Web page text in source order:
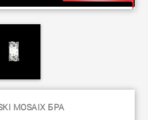
MOSAIX БРА